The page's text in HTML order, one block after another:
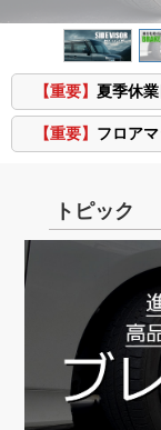
【重要】 夏季休
8/
【重要】 フロア
8/17よ
※休業前発
ご入金の確
トピック